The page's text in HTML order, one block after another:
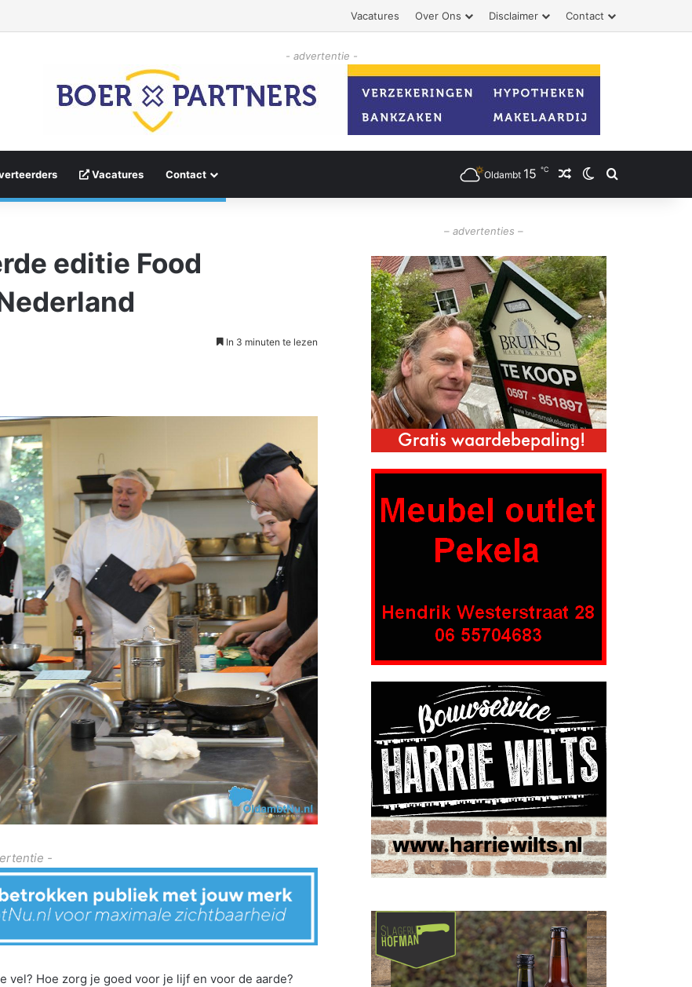
Vacatures Over Ons Disclaimer Contact
- advertentie -
Vacatures Contact Oldambt 15 ℃ Willekeurig artikel
Switch skin
Zoeken
editie Food
In 3 minuten te lezen
-
vel? Hoe zorg je goed voor je lijf en voor de aarde?
– advertenties –